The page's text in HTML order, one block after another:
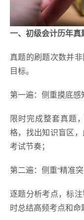
一、初级会计历年真
真题的刷题次数并
目标。
第一遍：侧重摸底感
限时完成整套真题
格，找出知识盲区
考试节奏；
第二遍：侧重“精准
逐题分析考点，标
时总结高频考点和命